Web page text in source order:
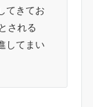
てきてお
される
してまい